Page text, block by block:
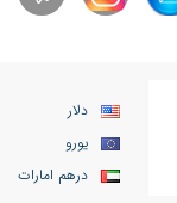
دلار
یورو
درهم امارات